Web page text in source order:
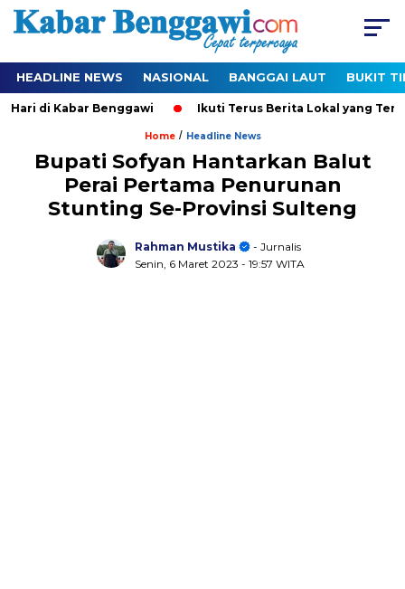
HEADLINE NEWS NASIONAL BANGGAI LAUT BUKIT
di Kabar Benggawi Ikuti Terus Berita Lokal yang Ter-
Home/ Headline News
Bupati Sofyan Hantarkan Balut
Perai Pertama Penurunan
Stunting Se-Provinsi Sulteng
Rahman Mustika
- Jurnalis
Senin, 6 Maret 2023 - 19:57 WITA